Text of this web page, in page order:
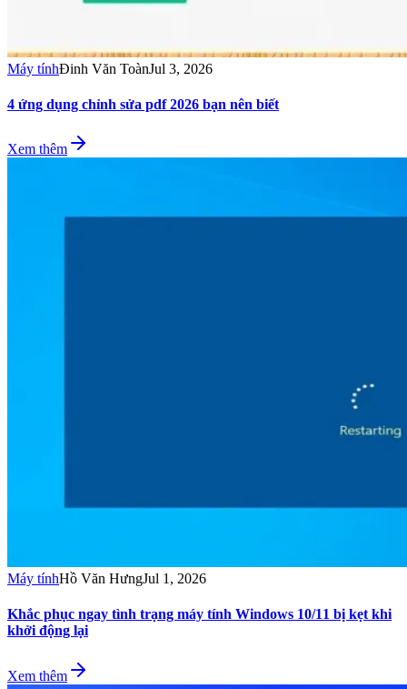
Máy tínhĐinh Văn ToànJul 3, 2026
4 ứng dụng chỉnh sửa pdf 2026 bạn nên biết
Xem thêm
Máy tínhHồ Văn HưngJul 1, 2026
Khắc phục ngay tình trạng máy tính Windows 10/11 bị kẹt khi
khởi động lại
Xem thêm